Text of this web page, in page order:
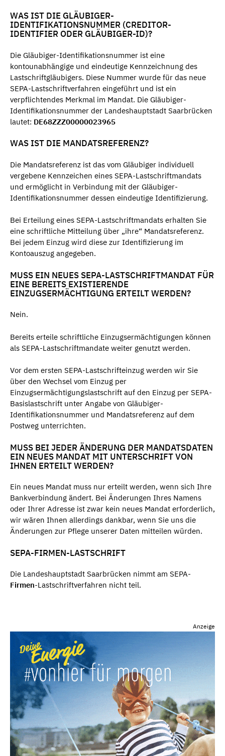
WAS IST DIE GLÄUBIGER-
IDENTIFIKATIONSNUMMER (CREDITOR-
IDENTIFIER ODER GLÄUBIGER-ID)?
Die Gläubiger-Identifikationsnummer ist eine
kontounabhängige und eindeutige Kennzeichnung des
Lastschriftgläubigers. Diese Nummer wurde für das neue
SEPA-Lastschriftverfahren eingeführt und ist ein
verpflichtendes Merkmal im Mandat. Die Gläubiger-
Identifikationsnummer der Landeshauptstadt Saarbrücken
lautet: DE68ZZZ00000023965
WAS IST DIE MANDATSREFERENZ?
Die Mandatsreferenz ist das vom Gläubiger individuell
vergebene Kennzeichen eines SEPA-Lastschriftmandats
und ermöglicht in Verbindung mit der Gläubiger-
Identifikationsnummer dessen eindeutige Identifizierung.
Bei Erteilung eines SEPA-Lastschriftmandats erhalten Sie
eine schriftliche Mitteilung über „ihre“ Mandatsreferenz.
Bei jedem Einzug wird diese zur Identifizierung im
Kontoauszug angegeben.
MUSS EIN NEUES SEPA-LASTSCHRIFTMANDAT FÜR
EINE BEREITS EXISTIERENDE
EINZUGSERMÄCHTIGUNG ERTEILT WERDEN?
Nein.
Bereits erteile schriftliche Einzugsermächtigungen können
als SEPA-Lastschriftmandate weiter genutzt werden.
Vor dem ersten SEPA-Lastschrifteinzug werden wir Sie
über den Wechsel vom Einzug per
Einzugsermächtigungslastschrift auf den Einzug per SEPA-
Basislastschrift unter Angabe von Gläubiger-
Identifikationsnummer und Mandatsreferenz auf dem
Postweg unterrichten.
MUSS BEI JEDER ÄNDERUNG DER MANDATSDATEN
EIN NEUES MANDAT MIT UNTERSCHRIFT VON
IHNEN ERTEILT WERDEN?
Ein neues Mandat muss nur erteilt werden, wenn sich Ihre
Bankverbindung ändert. Bei Änderungen Ihres Namens
oder Ihrer Adresse ist zwar kein neues Mandat erforderlich,
wir wären Ihnen allerdings dankbar, wenn Sie uns die
Änderungen zur Pflege unserer Daten mitteilen würden.
SEPA-FIRMEN-LASTSCHRIFT
Die Landeshauptstadt Saarbrücken nimmt am SEPA-
Firmen-Lastschriftverfahren nicht teil.
Anzeige